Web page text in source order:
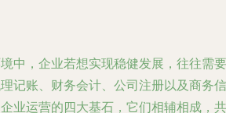
中，企业若想实现稳健发展，往往需要
记账、财务会计、公司注册以及商务信
业运营的四大基石，它们相辅相成，共